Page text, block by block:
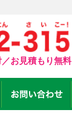
お見積もり無料